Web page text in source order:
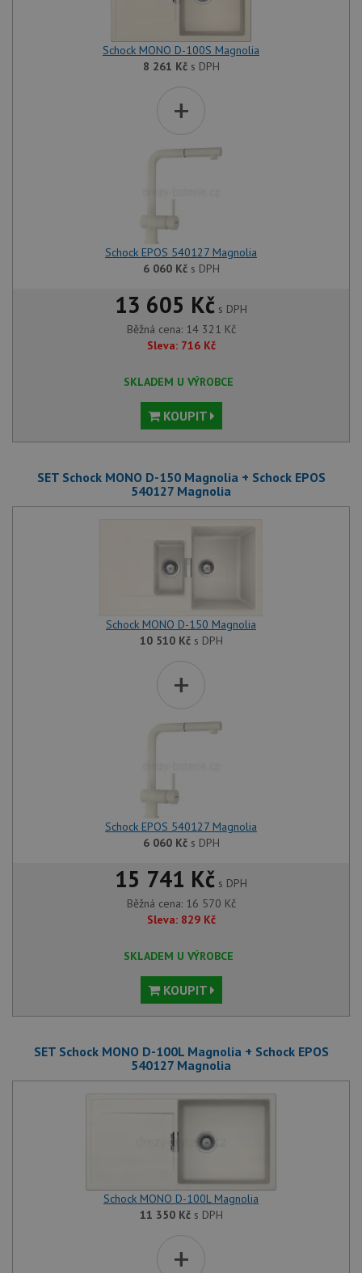
Schock MONO D-100S Magnolia
8 261 Kčs DPH
+
Schock EPOS 540127 Magnolia
6 060 Kčs DPH
13 605 Kč s DPH
Běžná cena: 14 321 Kč
Sleva: 716 Kč
SKLADEM U VÝROBCE
KOUPIT
SET Schock MONO D-150 Magnolia + Schock EPOS
540127 Magnolia
Schock MONO D-150 Magnolia
10 510 Kčs DPH
+
Schock EPOS 540127 Magnolia
6 060 Kčs DPH
15 741 Kč s DPH
Běžná cena: 16 570 Kč
Sleva: 829 Kč
SKLADEM U VÝROBCE
KOUPIT
SET Schock MONO D-100L Magnolia + Schock EPOS
540127 Magnolia
Schock MONO D-100L Magnolia
11 350 Kčs DPH
+